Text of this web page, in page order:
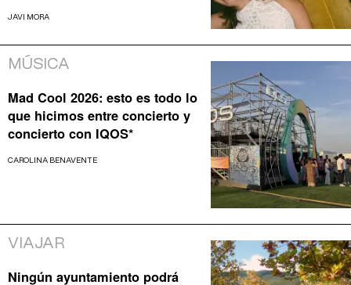
JAVI MORA
MÚSICA
Mad Cool 2026: esto es todo lo
que hicimos entre concierto y
concierto con IQOS*
CAROLINA BENAVENTE
VIAJAR
Ningún ayuntamiento podrá